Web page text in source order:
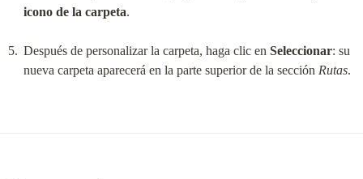
icono de la carpeta.
Después de personalizar la carpeta, haga clic en Seleccionar: su
nueva carpeta aparecerá en la parte superior de la sección Rutas.